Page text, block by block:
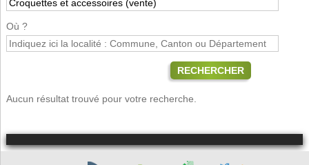
Où ?
RECHERCHER
Aucun résultat trouvé pour votre recherche.